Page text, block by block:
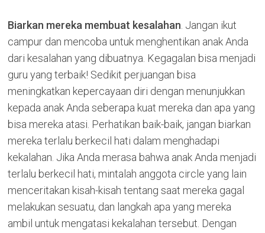
Biarkan mereka membuat kesalahan. Jangan ikut
campur dan mencoba untuk menghentikan anak Anda
dari kesalahan yang dibuatnya. Kegagalan bisa menjadi
guru yang terbaik! Sedikit perjuangan bisa
meningkatkan kepercayaan diri dengan menunjukkan
kepada anak Anda seberapa kuat mereka dan apa yang
bisa mereka atasi. Perhatikan baik-baik, jangan biarkan
mereka terlalu berkecil hati dalam menghadapi
kekalahan. Jika Anda merasa bahwa anak Anda menjadi
terlalu berkecil hati, mintalah anggota circle yang lain
menceritakan kisah-kisah tentang saat mereka gagal
melakukan sesuatu, dan langkah apa yang mereka
ambil untuk mengatasi kekalahan tersebut. Dengan